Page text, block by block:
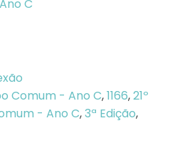
C
Comum - Ano C,1166,21º
- Ano C,3ª Edição,